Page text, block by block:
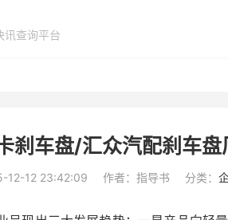
讯查询平台
刹车盘/汇众汽配刹车盘
12-12 23:42:09 作者：指导书 分类：